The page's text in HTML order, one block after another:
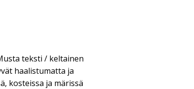
teksti / keltainen
haalistumatta ja
kosteissa ja märissä